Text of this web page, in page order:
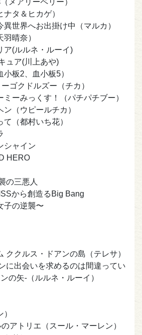
メアリーベリー）
ナタ＆ヒカゲ）
異世界へお出掛け中（マルカ）
羽晴奈）
ア(ルルネ・ルーイ)
ュア(川上あや)
小板2、血小板5）
ゴクドルズー（チカ）
ミーみっくす！（パチパチブー）
ン（ウピールチカ）
て（都村いち花）
シャイン
HERO
の三悪人
から創造るBig Bang
子の逆襲〜
ククルス・ドアンの島（テレサ）
に出会いを求めるのは間違ってい
の矢-（ルルネ・ルーイ）
アトリエ（スール・マーレン）